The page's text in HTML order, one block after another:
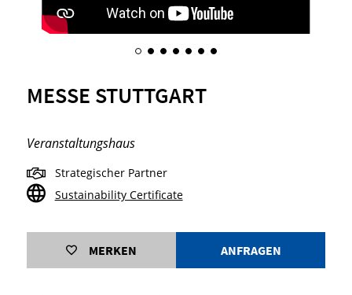
MESSE STUTTGART
Veranstaltungshaus
Strategischer Partner
Sustainability Certificate
MERKEN ANFRAGEN